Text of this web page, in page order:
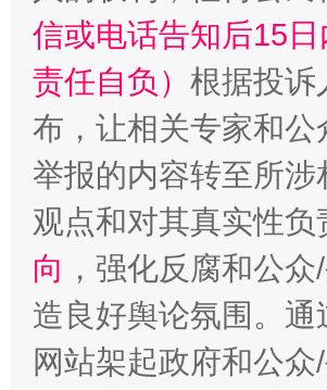
信或电话告知后15
责任自负） 根据投诉
布，让相关专家和
举报的内容转至所
观点和对其真实性负
向 ，强化反腐和公
造良好舆论氛围。
网站架起政府和公